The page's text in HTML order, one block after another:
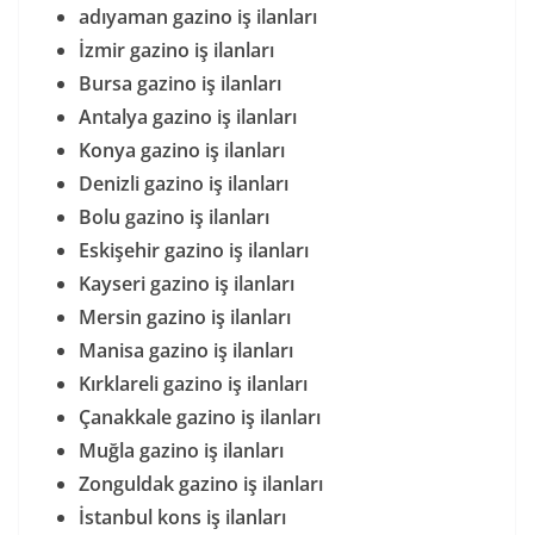
adıyaman gazino iş ilanları
İzmir gazino iş ilanları
Bursa gazino iş ilanları
Antalya gazino iş ilanları
Konya gazino iş ilanları
Denizli gazino iş ilanları
Bolu gazino iş ilanları
Eskişehir gazino iş ilanları
Kayseri gazino iş ilanları
Mersin gazino iş ilanları
Manisa gazino iş ilanları
Kırklareli gazino iş ilanları
Çanakkale gazino iş ilanları
Muğla gazino iş ilanları
Zonguldak gazino iş ilanları
İstanbul kons iş ilanları